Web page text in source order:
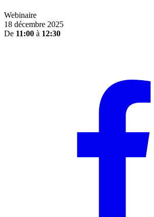
Webinaire
18 décembre 2025
De 11:00 à 12:30